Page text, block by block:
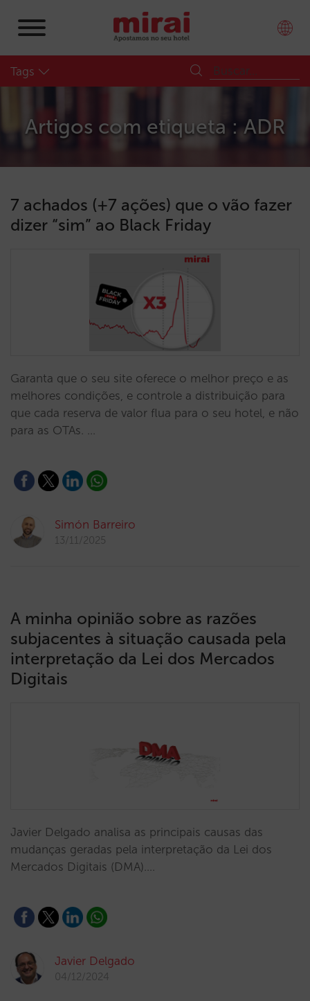
Tags
Artigos com etiqueta : ADR
7 achados (+7 ações) que o vão fazer
dizer “sim” ao Black Friday
Garanta que o seu site oferece o melhor preço e as
melhores condições, e controle a distribuição para
que cada reserva de valor flua para o seu hotel, e não
para as OTAs. …
Simón Barreiro
13/11/2025
A minha opinião sobre as razões
subjacentes à situação causada pela
interpretação da Lei dos Mercados
Digitais
Javier Delgado analisa as principais causas das
mudanças geradas pela interpretação da Lei dos
Mercados Digitais (DMA).…
Javier Delgado
04/12/2024